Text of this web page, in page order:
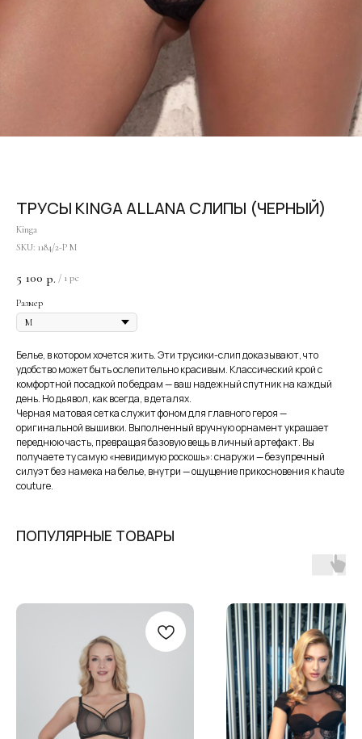
ТРУСЫ KINGA ALLANA СЛИПЫ (ЧЕРНЫЙ)
Kinga
SKU: 1184/2-P M
5 100 р. / 1 pc
Размер
Белье, в котором хочется жить. Эти трусики-слип доказывают, что
удобство может быть ослепительно красивым. Классический крой с
комфортной посадкой по бедрам — ваш надежный спутник на каждый
день. Но дьявол, как всегда, в деталях.
Черная матовая сетка служит фоном для главного героя —
оригинальной вышивки. Выполненный вручную орнамент украшает
переднюю часть, превращая базовую вещь в личный артефакт. Вы
получаете ту самую «невидимую роскошь»: снаружи — безупречный
силуэт без намека на белье, внутри — ощущение прикосновения к haute
couture.
ПОПУЛЯРНЫЕ ТОВАРЫ
В наших студиях действуетбесплатная
услуга — консультация брафиттера.
MY BIUSTY
ПОКУПАТЕЛЯМ
+ 7 (927) 490-00-66
ip.sayfullina@yandex.ru
Оплата частями
Оплатите сегодня 25% стоимости покупки картой
Оплата
25%
Через
2 недели
25%
Через
Через
6 недель
Без комиссий и переплат
Понятно